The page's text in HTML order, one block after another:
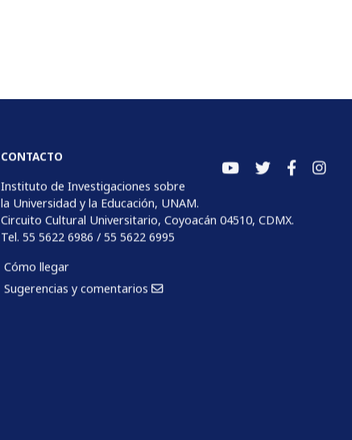
CONTACTO
Instituto de Investigaciones sobre
la Universidad y la Educación, UNAM.
Circuito Cultural Universitario, Coyoacán 04510, CDMX.
Tel. 55 5622 6986 / 55 5622 6995
Cómo llegar
Sugerencias y comentarios